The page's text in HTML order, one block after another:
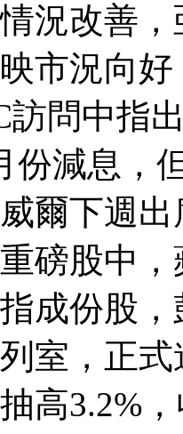
況改善
市況向
訪問中指
份減息，
爾下週出
磅股中
成份股
室，正
高3.2%